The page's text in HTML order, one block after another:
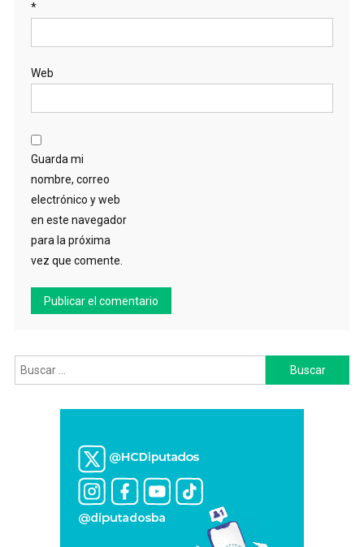
*
Web
Guarda mi
nombre, correo
electrónico y web
en este navegador
para la próxima
vez que comente.
Buscar: